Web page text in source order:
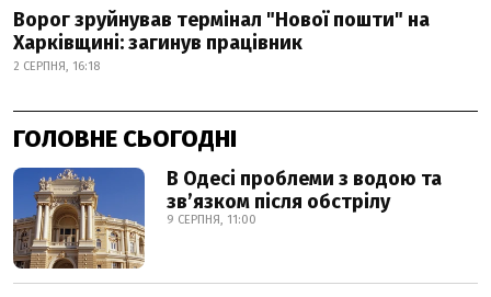
Ворог зруйнував термінал "Нової пошти" на
Харківщині: загинув працівник
2 СЕРПНЯ, 16:18
ГОЛОВНЕ СЬОГОДНІ
В Одесі проблеми з водою та
звʼязком після обстрілу
9 СЕРПНЯ, 11:00